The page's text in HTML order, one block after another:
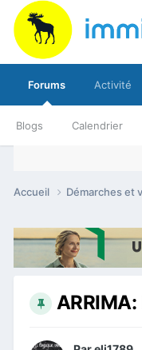
Forums
Blogs Calendrier
Activité
Accueil Démarches et